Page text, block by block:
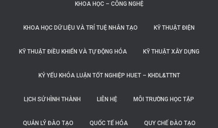
KHOA HỌC – CÔNG NGHỆ
KHOA HỌC DỮ LIỆU VÀ TRÍ TUỆ NHÂN TẠO KỸ THUẬT ĐIỆN
KỸ THUẬT ĐIỀU KHIỂN VÀ TỰ ĐỘNG HÓA KỸ THUẬT XÂY DỰNG
KỶ YẾU KHÓA LUẬN TỐT NGHIỆP HUET – KHDL&TTNT
LỊCH SỬ HÌNH THÀNH LIÊN HỆ MÔI TRƯỜNG HỌC TẬP
QUẢN LÝ ĐÀO TẠO QUỐC TẾ HÓA QUY CHẾ ĐÀO TẠO